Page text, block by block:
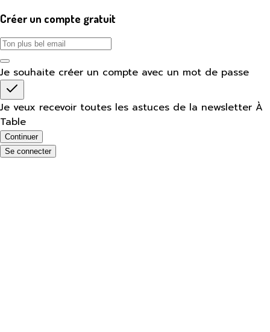
Créer un compte gratuit
Je souhaite créer un compte avec un mot de passe
Je veux recevoir toutes les astuces de la newsletter À
Table
Continuer
Se connecter